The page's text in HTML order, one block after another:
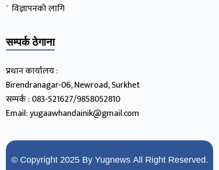
विज्ञापनको लागि
सम्पर्क ठेगाना
प्रधान कार्यालय :
Birendranagar-06, Newroad, Surkhet
सम्पर्क : 083-521627/9858052810
Email: yugaawhandainik@gmail.com
© Copyright 2025 By YugnewsAll Right Reserved.